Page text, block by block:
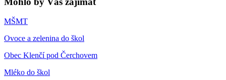
MŠMT
Ovoce a zelenina do škol
Obec Klenčí pod Čerchovem
Mléko do škol